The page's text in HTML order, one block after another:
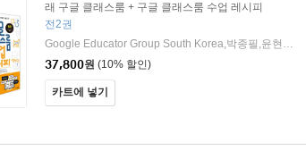
래 구글 클래스룸 + 구글 클래스룸 수업 레시피
전2권
Google Educator Group South Korea,박종필,윤현철,신민철,김재현,박정철,장성순,정미애,신민철,서광석 공
37,800원 (10% 할인)
카트에 넣기